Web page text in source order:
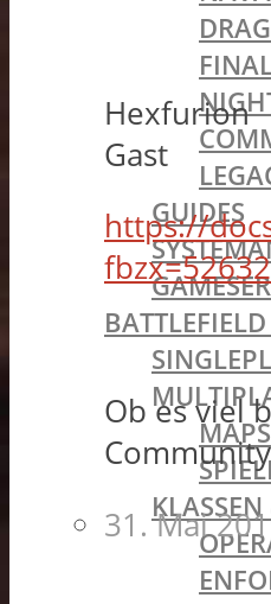
GUIDES
MAPS
Hexfurion
Gast
https://
Ob es viel
31. Mai